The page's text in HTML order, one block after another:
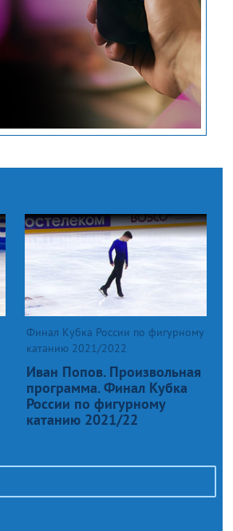
Финал Кубка России по фигурному
катанию 2021/2022
Иван Попов. Произвольная
программа. Финал Кубка
России по фигурному
катанию 2021/22